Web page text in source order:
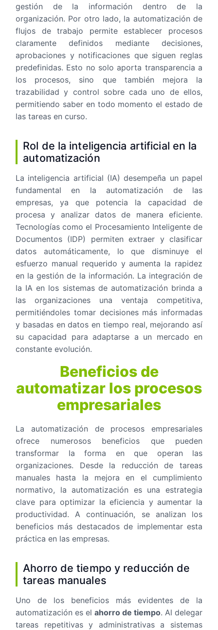
gestión de la información dentro de la
organización. Por otro lado, la automatización de
flujos de trabajo permite establecer procesos
claramente definidos mediante decisiones,
aprobaciones y notificaciones que siguen reglas
predefinidas. Esto no solo aporta transparencia a
los procesos, sino que también mejora la
trazabilidad y control sobre cada uno de ellos,
permitiendo saber en todo momento el estado de
las tareas en curso.
Rol de la inteligencia artificial en la
automatización
La inteligencia artificial (IA) desempeña un papel
fundamental en la automatización de las
empresas, ya que potencia la capacidad de
procesa y analizar datos de manera eficiente.
Tecnologías como el Procesamiento Inteligente de
Documentos (IDP) permiten extraer y clasificar
datos automáticamente, lo que disminuye el
esfuerzo manual requerido y aumenta la rapidez
en la gestión de la información. La integración de
la IA en los sistemas de automatización brinda a
las organizaciones una ventaja competitiva,
permitiéndoles tomar decisiones más informadas
y basadas en datos en tiempo real, mejorando así
su capacidad para adaptarse a un mercado en
constante evolución.
Beneficios de
automatizar los procesos
empresariales
La automatización de procesos empresariales
ofrece numerosos beneficios que pueden
transformar la forma en que operan las
organizaciones. Desde la reducción de tareas
manuales hasta la mejora en el cumplimiento
normativo, la automatización es una estrategia
clave para optimizar la eficiencia y aumentar la
productividad. A continuación, se analizan los
beneficios más destacados de implementar esta
práctica en las empresas.
Ahorro de tiempo y reducción de
tareas manuales
Uno de los beneficios más evidentes de la
automatización es el ahorro de tiempo. Al delegar
tareas repetitivas y administrativas a sistemas